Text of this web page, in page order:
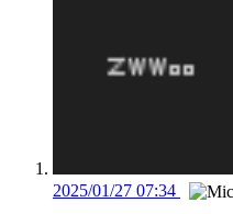
2025/01/27 07:34